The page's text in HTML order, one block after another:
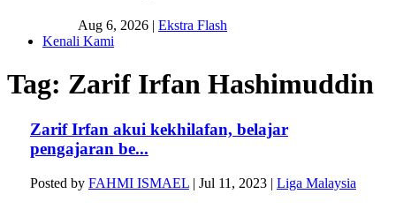
Aug 6, 2026 | Ekstra Flash
Kenali Kami
Tag: Zarif Irfan Hashimuddin
Zarif Irfan akui kekhilafan, belajar
pengajaran be...
Posted by FAHMI ISMAEL| Jul 11, 2023| Liga Malaysia